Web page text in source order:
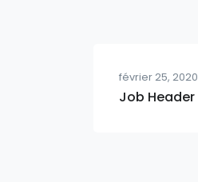
février 25, 2020
Job Header